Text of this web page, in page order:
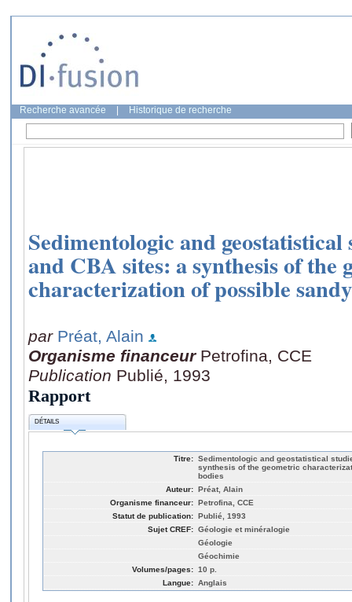
Recherche avancée Historique de recherche
Sedimentologic and
and CBA sites: a synthesis of the
characterization of possible
par Préat, Alain
Organisme financeur Petrofina, CCE
Publication Publié, 1993
Rapport
DÉTAILS
Titre: Sedimentologic and geostatistical
synthesis of the geometric
bodies
Auteur: Préat, Alain
Organisme financeur: Petrofina, CCE
Statut de publication: Publié, 1993
Sujet CREF: Géologie et minéralogie
Géologie
Géochimie
Volumes/pages: 10 p.
Langue: Anglais